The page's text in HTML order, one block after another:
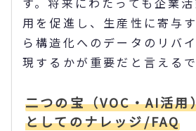
用を促進し、生産性に寄与
ら構造化へのデータのリバ
現するかが重要だと言えるで
二つの宝（VOC・AI活用
としてのナレッジ/FAQ